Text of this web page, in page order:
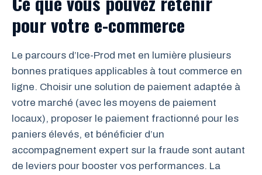
pour votre e-commerce
Le parcours d’Ice-Prod met en lumière plusieurs
bonnes pratiques applicables à tout commerce en
ligne. Choisir une solution de paiement adaptée à
votre marché (avec les moyens de paiement
locaux), proposer le paiement fractionné pour les
paniers élevés, et bénéficier d’un
accompagnement expert sur la fraude sont autant
de leviers pour booster vos performances. La